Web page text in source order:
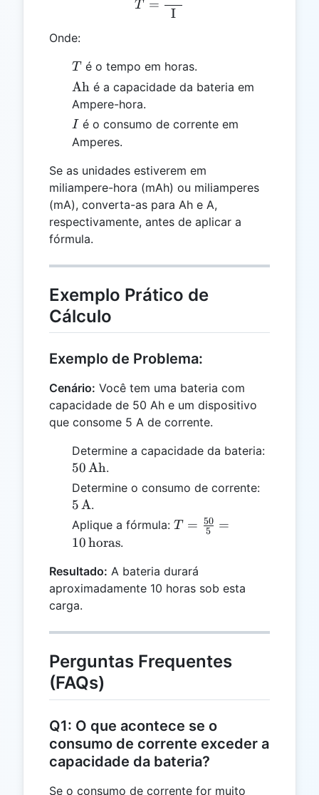
T =
I
Onde:
T
T é o tempo em horas.
\text{Ah}
Ah é a capacidade da bateria em
Ampere-hora.
I
Ié o consumo de corrente em
Amperes.
Se as unidades estiverem em
miliampere-hora (mAh) ou miliamperes
(mA), converta-as para Ah e A,
respectivamente, antes de aplicar a
fórmula.
Exemplo Prático de
Cálculo
Exemplo de Problema:
Cenário: Você tem uma bateria com
capacidade de 50 Ah e um dispositivo
que consome 5 A de corrente.
Determine a capacidade da bateria:
50Ah.
Determine o consumo de corrente:
5A.
Aplique a fórmula: T =
\text{horas}
T = 5
50 =
10horas.
Resultado: A bateria durará
aproximadamente 10 horas sob esta
carga.
Perguntas Frequentes
(FAQs)
Q1: O que acontece se o
consumo de corrente exceder a
capacidade da bateria?
Se o consumo de corrente for muito